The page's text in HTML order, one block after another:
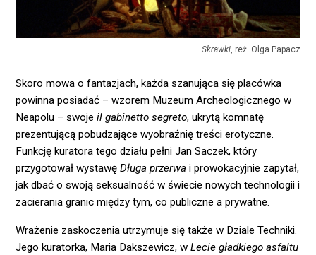
Skrawki, reż. Olga Papacz
Skoro mowa o fantazjach, każda szanująca się placówka
powinna posiadać – wzorem Muzeum Archeologicznego w
Neapolu – swojeil gabinetto segreto, ukrytą komnatę
prezentującą pobudzające wyobraźnię treści erotyczne.
Funkcję kuratora tego działu pełni Jan Saczek, który
przygotował wystawęDługa przerwa i prowokacyjnie zapytał,
jak dbać o swoją seksualność w świecie nowych technologii i
zacierania granic między tym, co publiczne a prywatne.
Wrażenie zaskoczenia utrzymuje się także w Dziale Techniki.
Jego kuratorka, Maria Dakszewicz, w Lecie gładkiego asfaltu